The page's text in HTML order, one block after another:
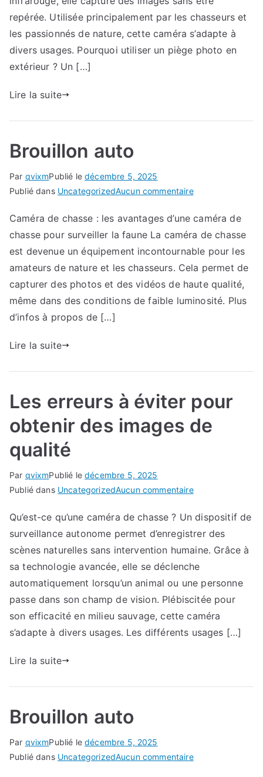
prolonger
durée
de
repérée. Utilisée principalement par les chasseurs et
les passionnés de nature, cette caméra s’adapte à
divers usages. Pourquoi utiliser un piège photo en
extérieur ? Un […]
Lire la suite
Brouillon auto
Par qvixmPublié ledécembre 5, 2025
Publié dans UncategorizedAucun commentairesur
auto
Caméra de chasse : les avantages d’une caméra de
chasse pour surveiller la faune La caméra de chasse
est devenue un équipement incontournable pour les
amateurs de nature et les chasseurs. Cela permet de
capturer des photos et des vidéos de haute qualité,
même dans des conditions de faible luminosité. Plus
d’infos à propos de […]
Lire la suite
Les erreurs à éviter pour
obtenir des images de
qualité
Par qvixmPublié ledécembre 5, 2025
Publié dans UncategorizedAucun commentairesur
erreurs
à
éviter
pour
des
images
de
qualité
Qu’est-ce qu’une caméra de chasse ? Un dispositif de
surveillance autonome permet d’enregistrer des
scènes naturelles sans intervention humaine. Grâce à
sa technologie avancée, elle se déclenche
automatiquement lorsqu’un animal ou une personne
passe dans son champ de vision. Plébiscitée pour
son efficacité en milieu sauvage, cette caméra
s’adapte à divers usages. Les différents usages […]
Lire la suite
Brouillon auto
Par qvixmPublié ledécembre 5, 2025
Publié dans UncategorizedAucun commentairesur